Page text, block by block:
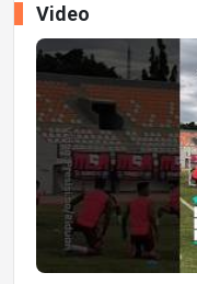
Video